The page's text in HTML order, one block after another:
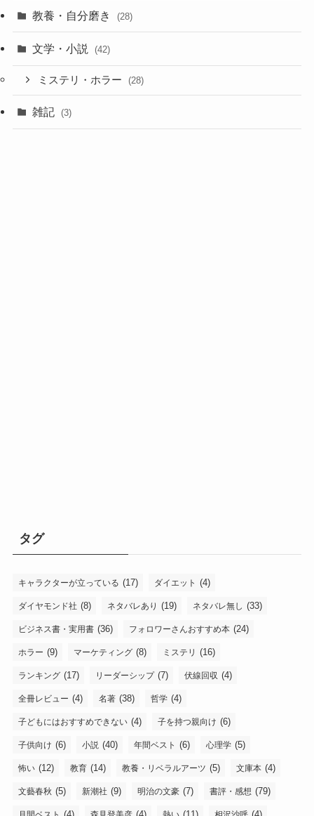
教養・自分磨き (28)
文学・小説 (42)
ミステリ・ホラー (28)
雑記 (3)
タグ
キャラクターが立っている (17) ダイエット (4)
ダイヤモンド社 (8) ネタバレあり (19) ネタバレ無し (33)
ビジネス書・実用書 (36) フォロワーさんおすすめ本 (24)
ホラー (9) マーケティング (8) ミステリ (16)
ランキング (17) リーダーシップ(7) 伏線回収 (4)
全冊レビュー (4) 名著 (38) 哲学 (4)
子どもにはおすすめできない (4) 子を持つ親向け (6)
子供向け (6) 小説 (40) 年間ベスト (6) 心理学 (5)
怖い (12) 教育 (14) 教養・リベラルアーツ (5) 文庫本 (4)
文藝春秋 (5) 新潮社 (9) 明治の文豪 (7) 書評・感想 (79)